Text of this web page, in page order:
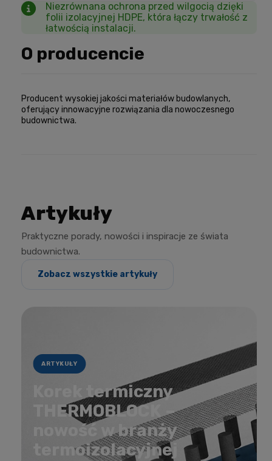
Niezrównana ochrona przed wilgocią dzięki
folii izolacyjnej HDPE, która łączy trwałość z
łatwością instalacji.
O producencie
Producent wysokiej jakości materiałów budowlanych,
oferujący innowacyjne rozwiązania dla nowoczesnego
budownictwa.
Artykuły
Praktyczne porady, nowości i inspiracje ze świata
budownictwa.
Zobacz wszystkie artykuły
ARTYKUŁY
Korek termiczny
THERMOBLOCK –
nowość w branży
termoizolacyjnej